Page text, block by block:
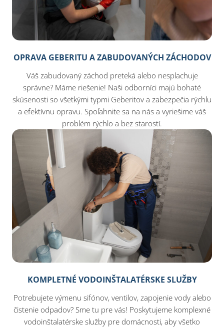
OPRAVA GEBERITU A ZABUDOVANÝCH ZÁCHODOV
Váš zabudovaný záchod preteká alebo nesplachuje
správne? Máme riešenie! Naši odborníci majú bohaté
skúsenosti so všetkými typmi Geberitov a zabezpečia rýchlu
a efektívnu opravu. Spoľahnite sa na nás a vyriešime váš
problém rýchlo a bez starostí.
KOMPLETNÉ VODOINŠTALATÉRSKE SLUŽBY
Potrebujete výmenu sifónov, ventilov, zapojenie vody alebo
čistenie odpadov? Sme tu pre vás! Poskytujeme komplexné
vodoinštalatérske služby pre domácnosti, aby všetko